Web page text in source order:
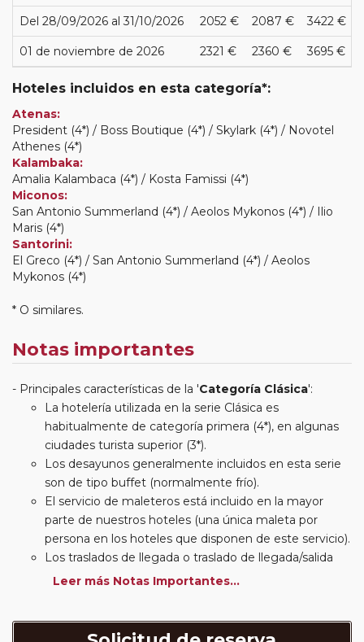
Del 28/09/2026 al 31/10/2026 2052 € 2087 € 3422 €
01 de noviembre de 2026 2321 € 2360 € 3695 €
Hoteles incluidos en esta categoría*:
Atenas:
President (4*) / Boss Boutique (4*) / Skylark (4*) / Novotel
Athenes (4*)
Kalambaka:
Amalia Kalambaca (4*) / Kosta Famissi (4*)
Miconos:
San Antonio Summerland (4*) / Aeolos Mykonos (4*) / Ilio
Maris (4*)
Santorini:
El Greco (4*) / San Antonio Summerland (4*) / Aeolos
Mykonos (4*)
* O similares.
Notas importantes
Principales características de la 'Categoría Clásica':
La hotelería utilizada en la serie Clásica es
habitualmente de categoría primera (4*), en algunas
ciudades turista superior (3*).
Los desayunos generalmente incluidos en esta serie
son de tipo buffet (normalmente frío).
El servicio de maleteros está incluido en la mayor
parte de nuestros hoteles (una única maleta por
persona en los hoteles que disponen de este servicio).
Los traslados de llegada o traslado de llegada/salida
estarán incluidos según itinerario.
suplemento de media pensión (incluirá un número de
Leer más Notas Importantes...